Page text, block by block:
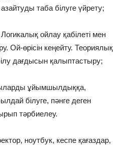
таба білуге үйрету;
Логикалық ойлау қабілеті мен
Ой-өрісін кеңейту. Теориялық
дағдысын қалыптастыру;
ұйымшылдыққа,
білуге, пәнге деген
тәрбиелеу.
ноутбук, кеспе қағаздар,